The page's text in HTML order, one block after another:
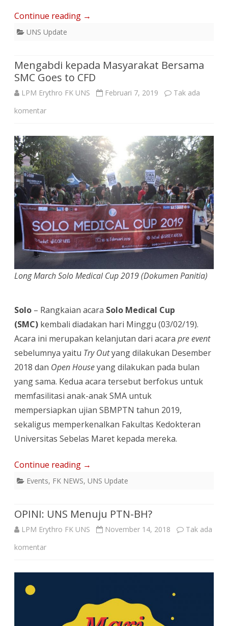
Continue reading →
UNS Update
Mengabdi kepada Masyarakat Bersama
SMC Goes to CFD
LPM Erythro FK UNS Februari 7, 2019
Tak ada
komentarpada
kepada
Masyarakat
Bersama
SMC
Goes
to
CFD
Long March Solo Medical Cup 2019 (Dokumen Panitia)
Solo – Rangkaian acara Solo Medical Cup
(SMC) kembali diadakan hari Minggu (03/02/19).
Acara ini merupakan kelanjutan dari acara pre event
sebelumnya yaitu Try Outyang dilakukan Desember
2018 dan Open Houseyang dilakukan pada bulan
yang sama. Kedua acara tersebut berfokus untuk
memfasilitasi anak-anak SMA untuk
mempersiapkan ujian SBMPTN tahun 2019,
sekaligus memperkenalkan Fakultas Kedokteran
Universitas Sebelas Maret kepada mereka.
Continue reading →
Events, FK NEWS, UNS Update
OPINI: UNS Menuju PTN-BH?
LPM Erythro FK UNS November 14, 2018
Tak ada
komentarpada